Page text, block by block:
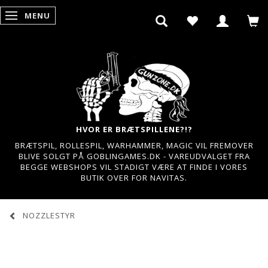
SKIFTE NAVIGATION
MENU
HVOR ER BRÆTSPILLENE?!?
BRÆTSPIL, ROLLESPIL, WARHAMMER, MAGIC VIL FREMOVER
BLIVE SOLGT PÅ GOBLINGAMES.DK - VAREUDVALGET FRA
BEGGE WEBSHOPS VIL STADIGT VÆRE AT FINDE I VORES
BUTIK OVER FOR NAVITAS.
NOZZLESTYR